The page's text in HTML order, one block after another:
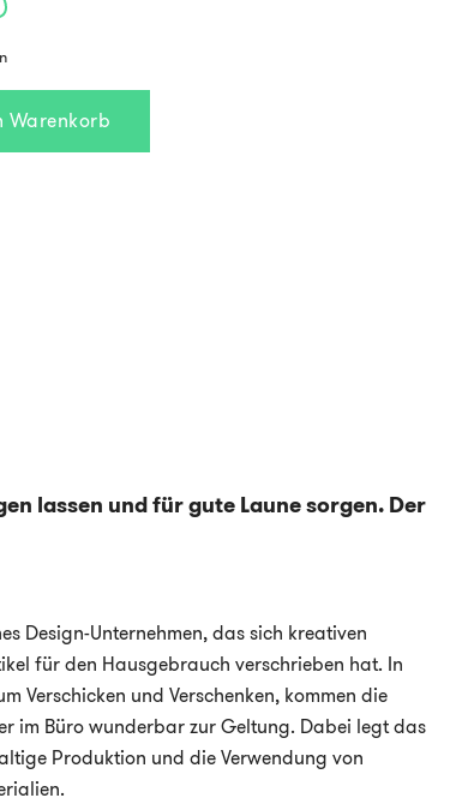
Warenkorb
lassen und für gute Laune sorgen. Der
Design-Unternehmen, das sich kreativen
für den Hausgebrauch verschrieben hat. In
Verschicken und Verschenken, kommen die
im Büro wunderbar zur Geltung. Dabei legt das
Produktion und die Verwendung von